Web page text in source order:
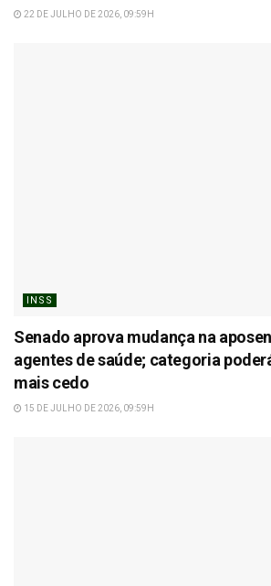
22 DE JULHO DE 2026, 09:59H
INSS
Senado aprova mudança na
agentes de saúde; categoria
mais cedo
15 DE JULHO DE 2026, 09:59H